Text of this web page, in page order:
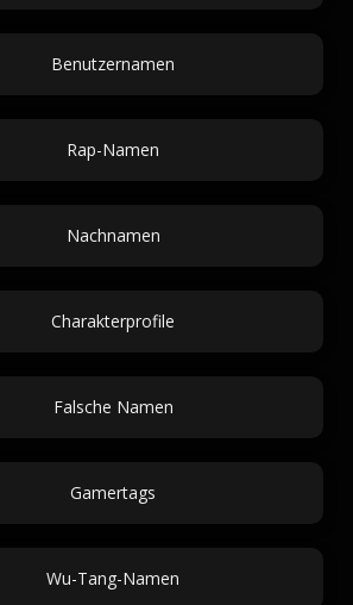
Benutzernamen
Rap-Namen
Nachnamen
Charakterprofile
Falsche Namen
Gamertags
Wu-Tang-Namen